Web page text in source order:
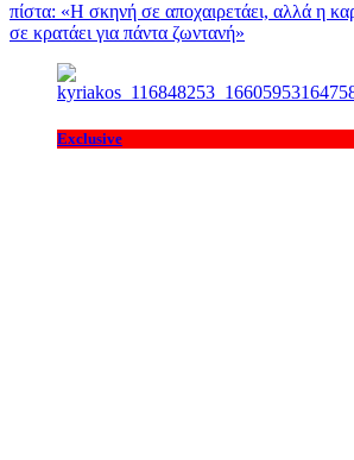
πίστα: «H σκηνή σε αποχαιρετάει, αλλά η
σε κρατάει για πάντα ζωντανή»
Exclusive